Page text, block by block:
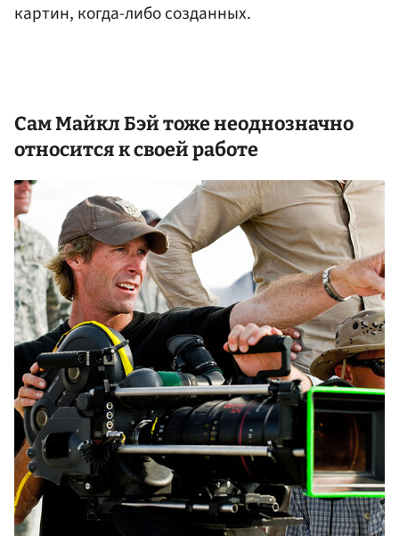
картин, когда-либо созданных.
Сам Майкл Бэй тоже неоднозначно
относится к своей работе